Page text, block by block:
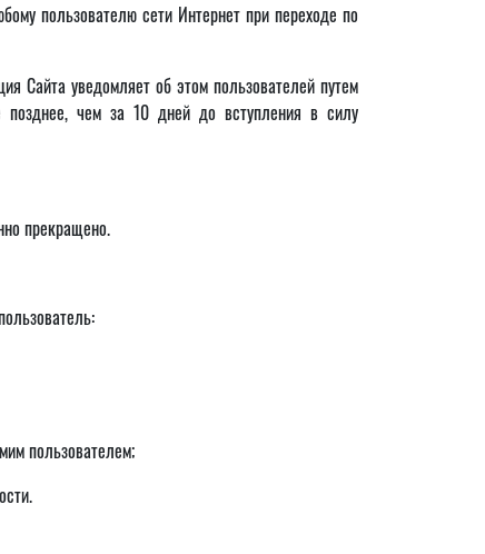
пользователю сети Интернет при переходе по
Сайта уведомляет об этом пользователей путем
позднее, чем за 10 дней до вступления в силу
прекращено.
пользователем;